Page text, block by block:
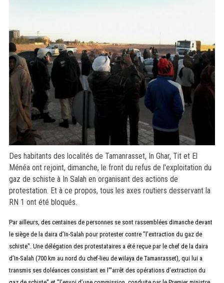
Des habitants des localités de Tamanrasset, In Ghar, Tit et El
Ménéa ont rejoint, dimanche, le front du refus de l'exploitation du
gaz de schiste à In Salah en organisant des actions de
protestation. Et à ce propos, tous les axes routiers desservant la
RN 1 ont été bloqués.
Par ailleurs, des centaines de personnes se sont rassemblées dimanche devant
le siège de la daira d’In-Salah pour protester contre "l’extraction du gaz de
schiste". Une délégation des protestataires a été reçue par le chef de la daira
d’In-Salah (700 km au nord du chef-lieu de wilaya de Tamanrasset), qui lui a
transmis ses doléances consistant en l'"arrêt des opérations d’extraction du